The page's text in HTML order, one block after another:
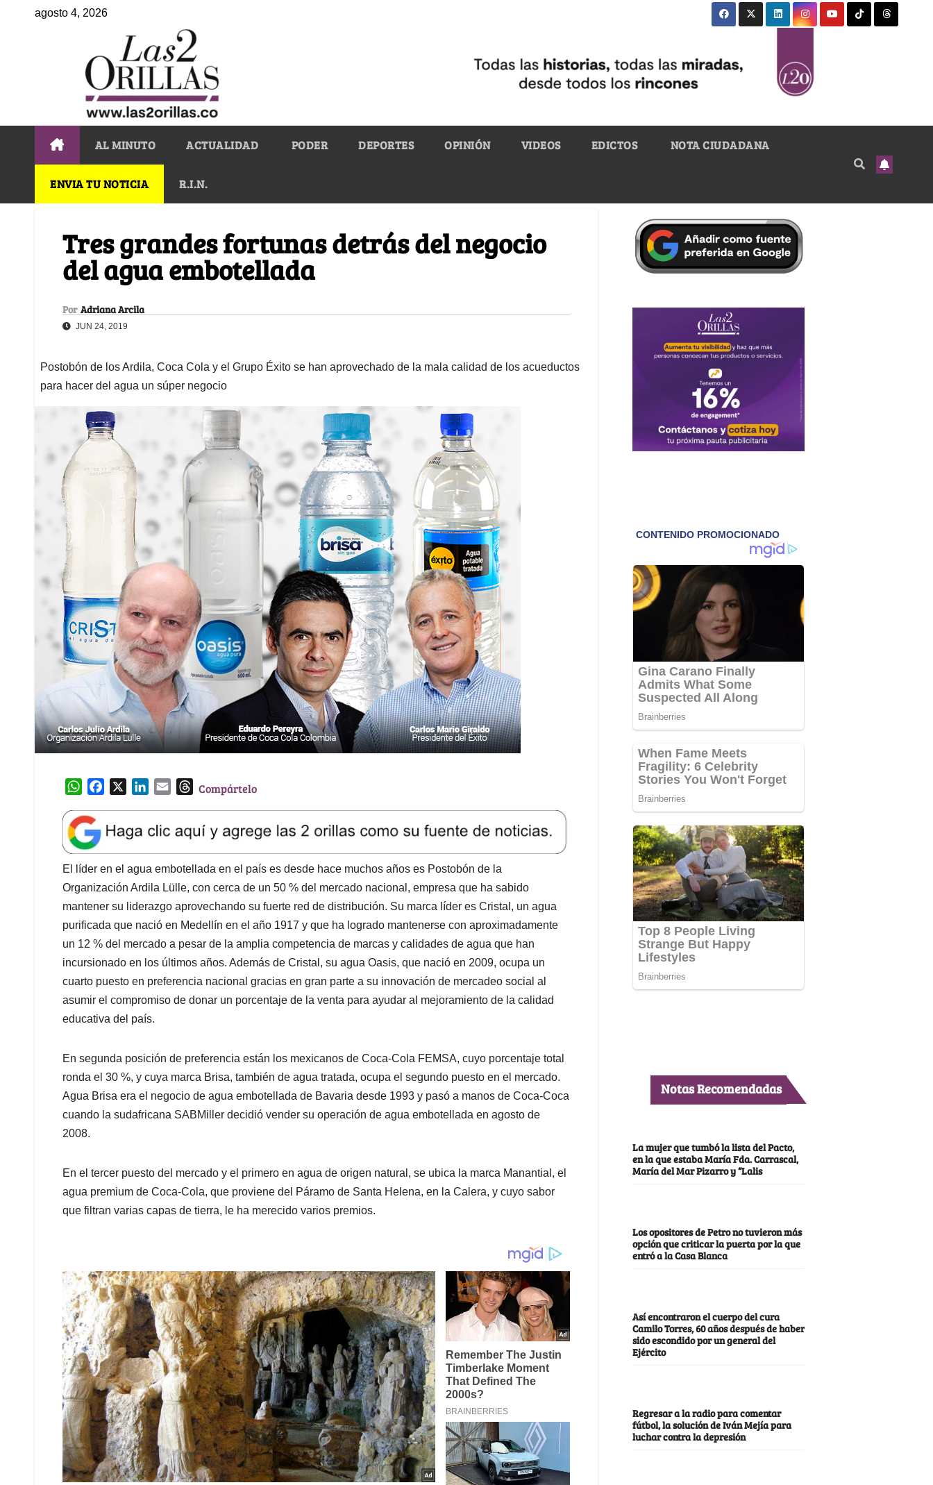
agosto 4, 2026
AL MINUTO ACTUALIDAD PODER DEPORTES OPINIÓN VIDEOS EDICTOS NOTA CIUDADANA
ENVIA TU NOTICIA R.I.N.
Tres grandes fortunas detrás del negocio
del agua embotellada
Por Adriana Arcila
JUN 24, 2019
Postobón de los Ardila, Coca Cola y el Grupo Éxito se han aprovechado de la mala calidad de los acueductos
para hacer del agua un súper negocio
W
a
t
s
A
p
p
e
b
o
o
k
k
e
d
I
n
l
T
e
a
d
s
Compártelo
El líder en el agua embotellada en el país es desde hace muchos años es Postobón de la
Organización Ardila Lülle, con cerca de un 50 % del mercado nacional, empresa que ha sabido
mantener su liderazgo aprovechando su fuerte red de distribución. Su marca líder es Cristal, un agua
purificada que nació en Medellín en el año 1917 y que ha logrado mantenerse con aproximadamente
un 12 % del mercado a pesar de la amplia competencia de marcas y calidades de agua que han
incursionado en los últimos años. Además de Cristal, su agua Oasis, que nació en 2009, ocupa un
cuarto puesto en preferencia nacional gracias en gran parte a su innovación de mercadeo social al
asumir el compromiso de donar un porcentaje de la venta para ayudar al mejoramiento de la calidad
educativa del país.
En segunda posición de preferencia están los mexicanos de Coca-Cola FEMSA, cuyo porcentaje total
ronda el 30 %, y cuya marca Brisa, también de agua tratada, ocupa el segundo puesto en el mercado.
Agua Brisa era el negocio de agua embotellada de Bavaria desde 1993 y pasó a manos de Coca-Coca
cuando la sudafricana SABMiller decidió vender su operación de agua embotellada en agosto de
2008.
En el tercer puesto del mercado y el primero en agua de origen natural, se ubica la marca Manantial, el
agua premium de Coca-Cola, que proviene del Páramo de Santa Helena, en la Calera, y cuyo sabor
que filtran varias capas de tierra, le ha merecido varios premios.
Notas Recomendadas
La mujer que tumbó la lista del Pacto,
en la que estaba María Fda. Carrascal,
María del Mar Pizarro y “Lalis
Los opositores de Petro no tuvieron más
opción que criticar la puerta por la que
entró a la Casa Blanca
Así encontraron el cuerpo del cura
Camilo Torres, 60 años después de haber
sido escondido por un general del
Ejército
Regresar a la radio para comentar
fútbol, la solución de Iván Mejía para
luchar contra la depresión